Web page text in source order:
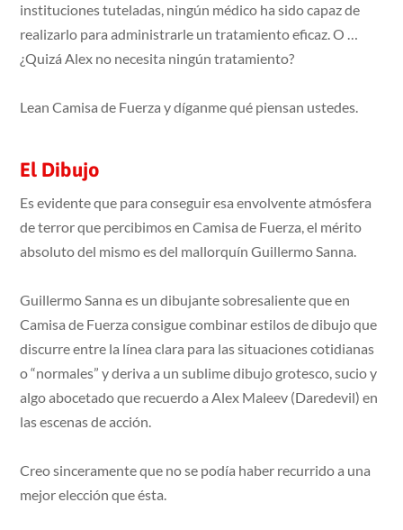
instituciones tuteladas, ningún médico ha sido capaz de
realizarlo para administrarle un tratamiento eficaz. O …
¿Quizá Alex no necesita ningún tratamiento?
Lean Camisa de Fuerza y díganme qué piensan ustedes.
El Dibujo
Es evidente que para conseguir esa envolvente atmósfera
de terror que percibimos en Camisa de Fuerza, el mérito
absoluto del mismo es del mallorquín Guillermo Sanna.
Guillermo Sanna es un dibujante sobresaliente que en
Camisa de Fuerza consigue combinar estilos de dibujo que
discurre entre la línea clara para las situaciones cotidianas
o “normales” y deriva a un sublime dibujo grotesco, sucio y
algo abocetado que recuerdo a Alex Maleev (Daredevil) en
las escenas de acción.
Creo sinceramente que no se podía haber recurrido a una
mejor elección que ésta.